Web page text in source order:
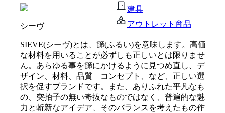
建具
アウトレット商品
シーヴ
SIEVE(シーヴ)とは、篩(ふるい)を意味します。高価
な材料を用いることが必ずしも正しいとは限りませ
ん。あらゆる事を篩にかけるように見つめ直し、デ
ザイン、材料、品質 コンセプト、など、正しい選
択を促すブランドです。また、ありふれた平凡なも
の、突拍子の無い奇抜なものではなく、普遍的な魅
力と斬新なアイデア、そのバランスを考えたもの作